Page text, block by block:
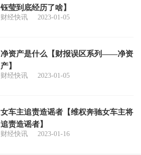
钰莹到底经历了啥】
财经快讯 2023-01-05
净资产是什么【财报误区系列——净资
产】
财经快讯 2023-01-05
女车主追责造谣者【维权奔驰女车主将
追责造谣者】
财经快讯 2023-01-16